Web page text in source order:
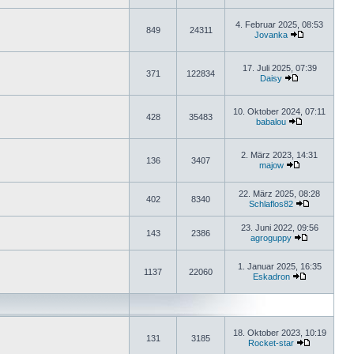
849 24311
4. Februar 2025, 08:53
Jovanka
371 122834
17. Juli 2025, 07:39
Daisy
428 35483
10. Oktober 2024, 07:11
babalou
136 3407
2. März 2023, 14:31
majow
402 8340
22. März 2025, 08:28
Schlaflos82
143 2386
23. Juni 2022, 09:56
agroguppy
1137 22060
1. Januar 2025, 16:35
Eskadron
131 3185
18. Oktober 2023, 10:19
Rocket-star